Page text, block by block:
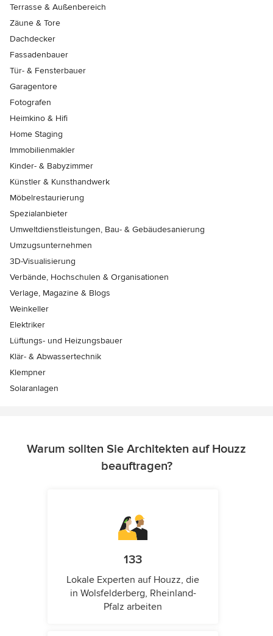
Terrasse & Außenbereich
Zäune & Tore
Dachdecker
Fassadenbauer
Tür- & Fensterbauer
Garagentore
Fotografen
Heimkino & Hifi
Home Staging
Immobilienmakler
Kinder- & Babyzimmer
Künstler & Kunsthandwerk
Möbelrestaurierung
Spezialanbieter
Umweltdienstleistungen, Bau- & Gebäudesanierung
Umzugsunternehmen
3D-Visualisierung
Verbände, Hochschulen & Organisationen
Verlage, Magazine & Blogs
Weinkeller
Elektriker
Lüftungs- und Heizungsbauer
Klär- & Abwassertechnik
Klempner
Solaranlagen
Warum sollten Sie Architekten auf Houzz
beauftragen?
133
Lokale Experten auf Houzz, die
in Wolsfelderberg, Rheinland-
Pfalz arbeiten